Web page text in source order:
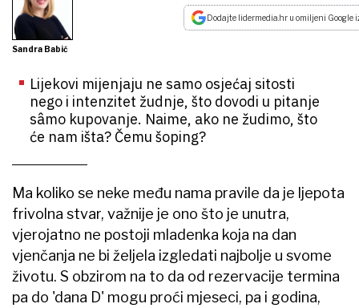
Sandra Babić
Dodajte lidermedia.hr u omiljeni Google
Lijekovi mijenjaju ne samo osjećaj sitosti
nego i intenzitet žudnje, što dovodi u pitanje
sâmo kupovanje. Naime, ako ne žudimo, što
će nam išta? Čemu šoping?
Ma koliko se neke među nama pravile da je ljepota
frivolna stvar, važnije je ono što je unutra,
vjerojatno ne postoji mladenka koja na dan
vjenčanja ne bi željela izgledati najbolje u svome
životu. S obzirom na to da od rezervacije termina
pa do 'dana D' mogu proći mjeseci, pa i godina,